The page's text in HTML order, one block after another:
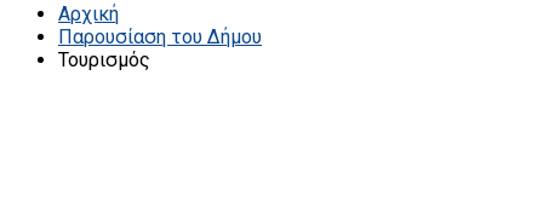
Αρχική
Παρουσίαση του Δήμου
Τουρισμός